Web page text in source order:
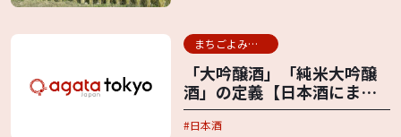
まちごよみ用語辞典
「大吟醸酒」「純米大吟醸
酒」の定義【日本酒にまつ
わる言葉】
日本酒